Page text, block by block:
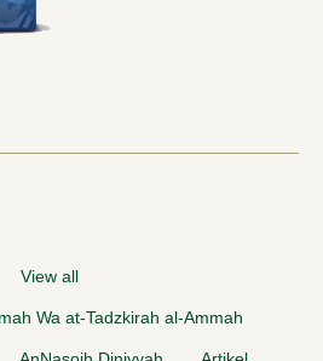
View all
Wa at-Tadzkirah al-Ammah